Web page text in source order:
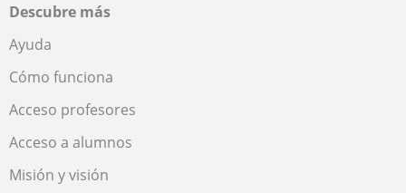
Descubre más
Ayuda
Cómo funciona
Acceso profesores
Acceso a alumnos
Misión y visión